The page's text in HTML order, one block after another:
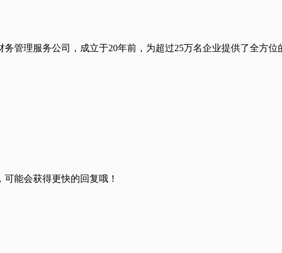
管理服务公司，成立于20年前，为超过25万名企业提供了全方位
，可能会获得更快的回复哦！